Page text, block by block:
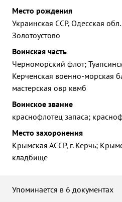
Место рождения
Украинская ССР, Одесская
Золотоустово
Воинская часть
Черноморский флот;
Керченская военно-морская
мастерская овр квмб
Воинское звание
краснофлотец запаса;
Место захоронения
Крымская АССР, г. Керчь;
кладбище
Упоминается в 6 документах